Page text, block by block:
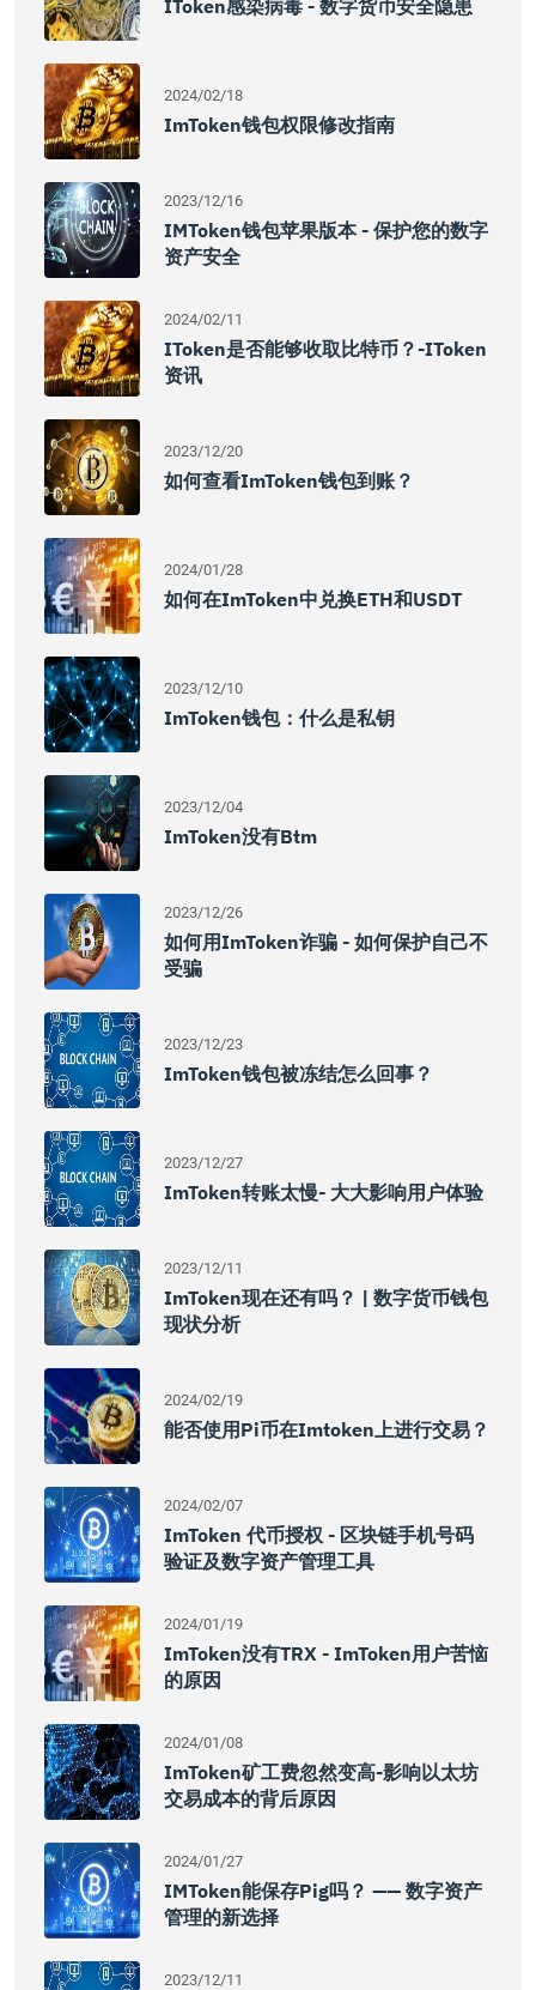
IToken感染病毒 - 数字货币安全隐患
2024/02/18
ImToken钱包权限修改指南
2023/12/16
IMToken钱包苹果版本 - 保护您的数字
资产安全
2024/02/11
IToken是否能够收取比特币？-IToken
资讯
2023/12/20
如何查看imToken钱包到账？
2024/01/28
如何在imToken中兑换ETH和USDT
2023/12/10
ImToken钱包：什么是私钥
2023/12/04
ImToken没有btm
2023/12/26
如何用imToken诈骗 - 如何保护自己不
受骗
2023/12/23
ImToken钱包被冻结怎么回事？
2023/12/27
ImToken转账太慢- 大大影响用户体验
2023/12/11
ImToken现在还有吗？ | 数字货币钱包
现状分析
2024/02/19
能否使用pi币在imtoken上进行交易？
2024/02/07
ImToken 代币授权 - 区块链手机号码
验证及数字资产管理工具
2024/01/19
ImToken没有TRX - ImToken用户苦恼
的原因
2024/01/08
ImToken矿工费忽然变高-影响以太坊
交易成本的背后原因
2024/01/27
IMToken能保存Pig吗？ —— 数字资产
管理的新选择
2023/12/11